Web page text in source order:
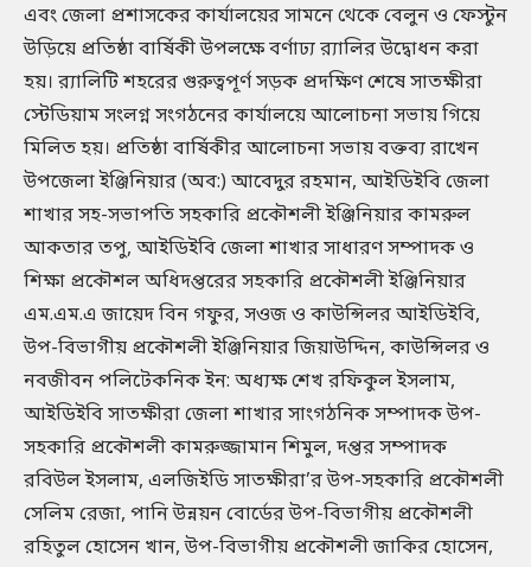
এবং জেলা প্রশাসকের কার্যালয়ের সামনে থেকে বেলুন ও ফেস্টুন
উড়িয়ে প্রতিষ্ঠা বার্ষিকী উপলক্ষে বর্ণাঢ্য র‌্যালির উদ্বোধন করা
হয়। র‌্যালিটি শহরের গুরুত্বপূর্ণ সড়ক প্রদক্ষিণ শেষে সাতক্ষীরা
স্টেডিয়াম সংলগ্ন সংগঠনের কার্যালয়ে আলোচনা সভায় গিয়ে
মিলিত হয়। প্রতিষ্ঠা বার্ষিকীর আলোচনা সভায় বক্তব্য রাখেন
উপজেলা ইঞ্জিনিয়ার (অব:) আবেদুর রহমান, আইডিইবি জেলা
শাখার সহ-সভাপতি সহকারি প্রকৌশলী ইঞ্জিনিয়ার কামরুল
আকতার তপু, আইডিইবি জেলা শাখার সাধারণ সম্পাদক ও
শিক্ষা প্রকৌশল অধিদপ্তরের সহকারি প্রকৌশলী ইঞ্জিনিয়ার
এম.এম.এ জায়েদ বিন গফুর, সওজ ও কাউন্সিলর আইডিইবি,
উপ-বিভাগীয় প্রকৌশলী ইঞ্জিনিয়ার জিয়াউদ্দিন, কাউন্সিলর ও
নবজীবন পলিটেকনিক ইন: অধ্যক্ষ শেখ রফিকুল ইসলাম,
আইডিইবি সাতক্ষীরা জেলা শাখার সাংগঠনিক সম্পাদক উপ-
সহকারি প্রকৌশলী কামরুজ্জামান শিমুল, দপ্তর সম্পাদক
রবিউল ইসলাম, এলজিইডি সাতক্ষীরা’র উপ-সহকারি প্রকৌশলী
সেলিম রেজা, পানি উন্নয়ন বোর্ডের উপ-বিভাগীয় প্রকৌশলী
রহিতুল হোসেন খান, উপ-বিভাগীয় প্রকৌশলী জাকির হোসেন,